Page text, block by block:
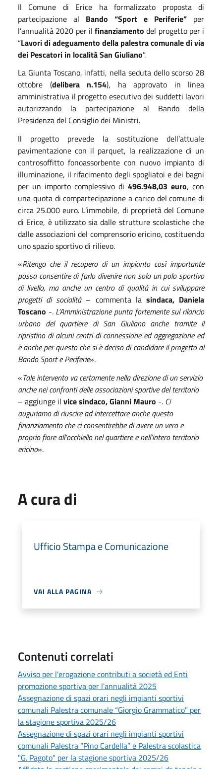
Il Comune di Erice ha formalizzato proposta di
partecipazione al Bando “Sport e Periferie” per
l’annualità 2020 per il finanziamentodel progetto per i
“Lavori di adeguamento della palestra comunale di via
dei Pescatori in località San Giuliano”.
La Giunta Toscano, infatti, nella seduta dello scorso 28
ottobre (delibera n.154), ha approvato in linea
amministrativa il progetto esecutivo dei suddetti lavori
autorizzando la partecipazione al Bando della
Presidenza del Consiglio dei Ministri.
Il progetto prevede la sostituzione dell’attuale
pavimentazione con il parquet, la realizzazione di un
controsoffitto fonoassorbente con nuovo impianto di
illuminazione, il rifacimento degli spogliatoi e dei bagni
per un importo complessivo di 496.948,03 euro, con
una quota di compartecipazione a carico del comune di
circa 25.000 euro. L’immobile, di proprietà del Comune
di Erice, è utilizzato sia dalle strutture scolastiche che
dalle associazioni del comprensorio ericino, costituendo
uno spazio sportivo di rilievo.
«Ritengo che il recupero di un impianto così importante
possa consentire di farlo divenire non solo un polo sportivo
di livello, ma anche un centro di qualità in cui sviluppare
progetti di socialità– commenta la sindaca, Daniela
Toscano -. L’Amministrazione punta fortemente sul rilancio
urbano del quartiere di San Giuliano anche tramite il
ripristino di alcuni centri di connessione ed aggregazione ed
è anche per questo che si è deciso di candidare il progetto al
Bando Sport e Periferie».
«Tale intervento va certamente nella direzione di un servizio
anche nei confronti delle associazioni sportive del territorio
– aggiunge il vice sindaco, Gianni Mauro -. Ci
auguriamo di riuscire ad intercettare anche questo
finanziamento che ci consentirebbe di avere un vero e
proprio fiore all’occhiello nel quartiere e nell’intero territorio
ericino».
A cura di
Ufficio Stampa e Comunicazione
VAI ALLA PAGINA
Contenuti correlati
Avviso per l'erogazione contributi a società ed Enti
promozione sportiva per l'annualità 2025
Assegnazione di spazi orari negli impianti sportivi
comunali Palestra comunale “Giorgio Grammatico" per
la stagione sportiva 2025/26
Assegnazione di spazi orari negli impianti sportivi
comunali Palestra “Pino Cardella” e Palestra scolastica
"G. Pagoto" per la stagione sportiva 2025/26